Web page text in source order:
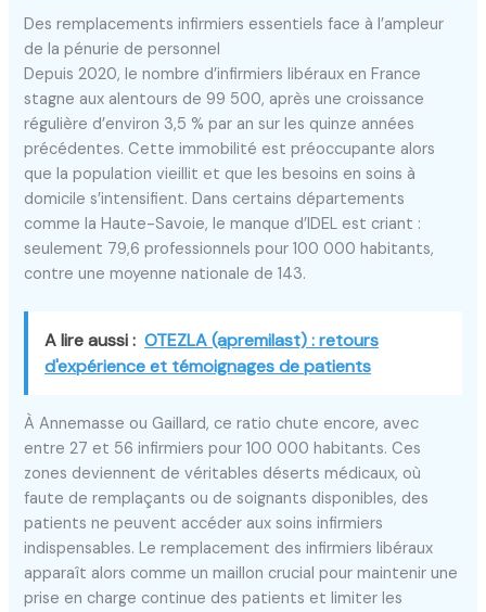
Des remplacements infirmiers essentiels face à l’ampleur
de la pénurie de personnel
Depuis 2020, le nombre d’infirmiers libéraux en France
stagne aux alentours de 99 500, après une croissance
régulière d’environ 3,5 % par an sur les quinze années
précédentes. Cette immobilité est préoccupante alors
que la population vieillit et que les besoins en soins à
domicile s’intensifient. Dans certains départements
comme la Haute-Savoie, le manque d’IDEL est criant :
seulement 79,6 professionnels pour 100 000 habitants,
contre une moyenne nationale de 143.
A lire aussi : OTEZLA (apremilast) : retours
d'expérience et témoignages de patients
À Annemasse ou Gaillard, ce ratio chute encore, avec
entre 27 et 56 infirmiers pour 100 000 habitants. Ces
zones deviennent de véritables déserts médicaux, où
faute de remplaçants ou de soignants disponibles, des
patients ne peuvent accéder aux soins infirmiers
indispensables. Le remplacement des infirmiers libéraux
apparaît alors comme un maillon crucial pour maintenir une
prise en charge continue des patients et limiter les